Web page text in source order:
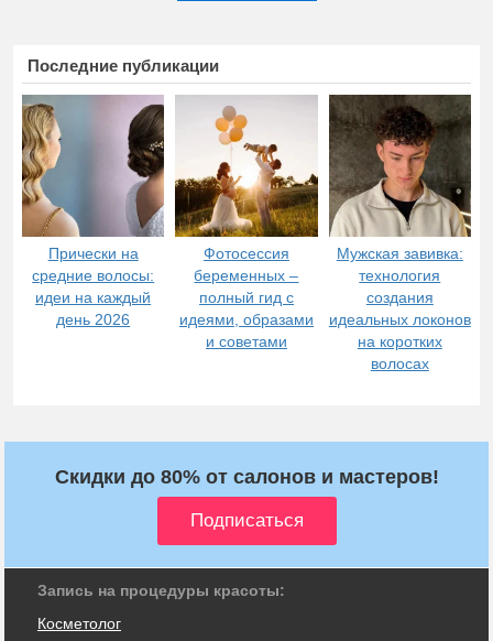
Последние публикации
Прически на
средние волосы:
идеи на каждый
день 2026
Фотосессия
беременных –
полный гид с
идеями, образами
и советами
Мужская завивка:
технология
создания
идеальных локонов
на коротких
волосах
Скидки до 80% от салонов и мастеров!
Запись на процедуры красоты:
Косметолог